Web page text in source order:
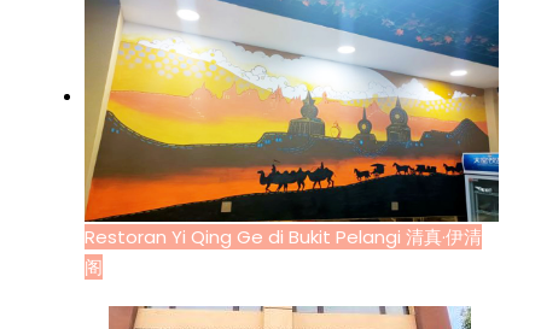
Restoran Yi Qing Ge di Bukit Pelangi 清真·伊清
阁